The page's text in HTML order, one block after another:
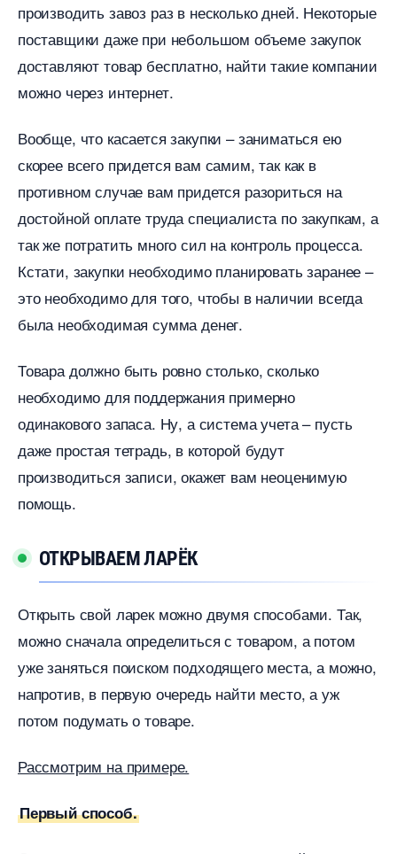
производить завоз раз в несколько дней. Некоторые
поставщики даже при небольшом объеме закупок
доставляют товар бесплатно, найти такие компании
можно через интернет.
ообще, что касается закупки – заниматься ею
скорее всего придется вам самим, так как
противном случае вам придется разориться на
достойной оплате труда специалиста по закупкам, а
так же потратить много сил на контроль процесса.
Кстати, закупки необходимо планировать заранее –
это необходимо для того, чтобы в наличии всегда
ыла необходимая сумма денег.
Товара должно быть ровно столько, сколько
необходимо для поддержания примерно
одинакового запаса. Ну, а система учета – пусть
даже простая тетрадь, в которой будут
производиться записи, окажет вам неоценимую
помощь.
ОТКРЫВАЕМ ЛАРЁК
Открыть свой ларек можно двумя способами. Так,
можно сначала определиться с товаром, а потом
уже заняться поиском подходящего места, а можно,
напротив, в первую очередь найти место, а уж
потом подумать о товаре.
Рассмотрим на примере.
Первый способ.